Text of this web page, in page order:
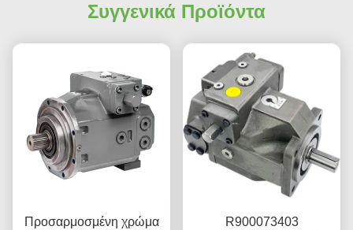
Συγγενικά Προϊόντα
Προσαρμοσμένη χρώμα
R900073403